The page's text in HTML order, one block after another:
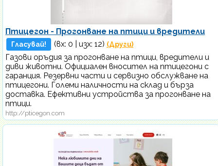
Птицегон - Прогонване на птици и вредители
Гласувай! (вх: 0 | изх: 12) (Други)
Газови оръдия за прогонване на птици, вредители и
диви животни. Официален вносител на птицегони с
гаранция. Резервни части и сервизно обслужване на
птицегони. Големи наличности на склад и бърза
доставка. Ефективни устройства за прогонване на
птици.
http://pticegon.com